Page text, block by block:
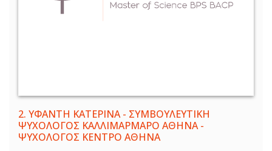
2. ΥΦΑΝΤΗ ΚΑΤΕΡΙΝΑ - ΣΥΜΒΟΥΛΕΥΤΙΚΗ
ΨΥΧΟΛΟΓΟΣ ΚΑΛΛΙΜΑΡΜΑΡΟ ΑΘΗΝΑ -
ΨΥΧΟΛΟΓΟΣ ΚΕΝΤΡΟ ΑΘΗΝΑ